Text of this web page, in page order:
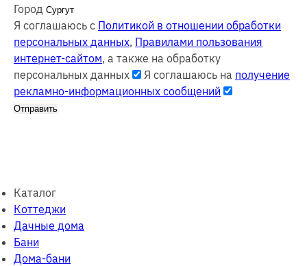
Город
Я соглашаюсь с Политикой в отношении обработки
персональных данных, Правилами пользования
интернет-сайтом, а также на обработку
персональных данных
Я соглашаюсь на получение
рекламно-информационных сообщений
Отправить
Каталог
Коттеджи
Дачные дома
Бани
Дома-бани